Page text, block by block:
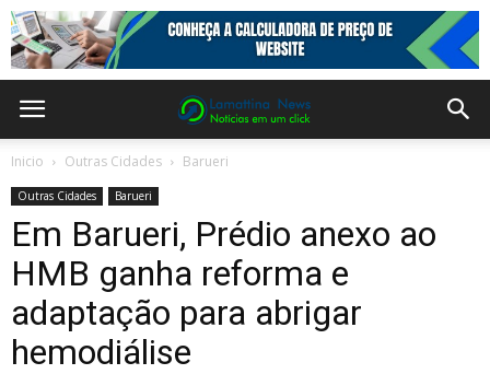
Inicio Outras Cidades Barueri
Outras Cidades Barueri
Em Barueri, Prédio anexo ao
HMB ganha reforma e
adaptação para abrigar
hemodiálise